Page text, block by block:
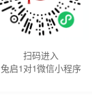
扫码进入
兔启1对1微信小程序